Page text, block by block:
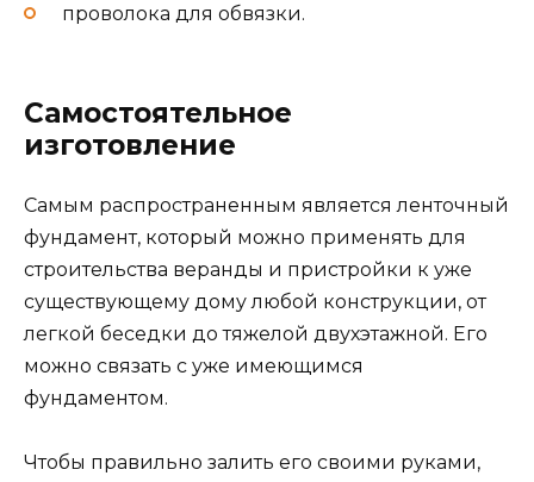
проволока для обвязки.
Самостоятельное
изготовление
Самым распространенным является ленточный
фундамент, который можно применять для
строительства веранды и пристройки к уже
существующему дому любой конструкции, от
легкой беседки до тяжелой двухэтажной. Его
можно связать с уже имеющимся
фундаментом.
Чтобы правильно залить его своими руками,